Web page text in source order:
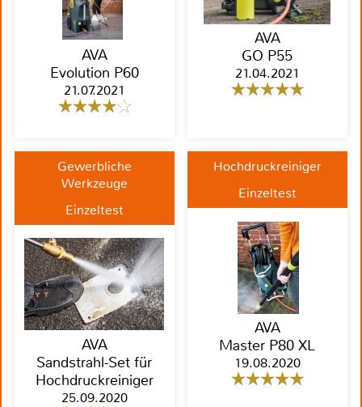
AVA
Evolution P60
21.07.2021
AVA
GO P55
21.04.2021
Gewerbliche
Werkzeuge
Einzeltest
AVA
Sandstrahl-Set für
Hochdruckreiniger
25.09.2020
Hochdruckreiniger
Einzeltest
AVA
Master P80 XL
19.08.2020